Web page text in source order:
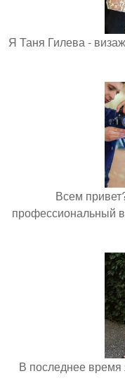
Я Таня Гилева -
Всем
профессиональный
В последнее время